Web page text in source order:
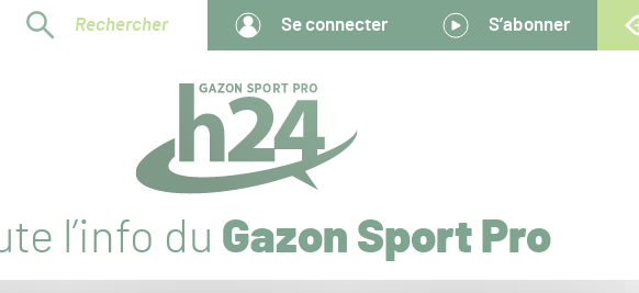
Rechercher Se connecter S’abonner
l’info du Gazon Sport Pro